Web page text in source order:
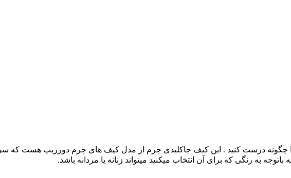
را چگونه درست کنید . این کیف جاکلیدی چرم از مدل کیف های چرم دورزیپ هست که
به رنگی که برای آن انتخاب میکنید میتواند زنانه یا مردانه باشد.